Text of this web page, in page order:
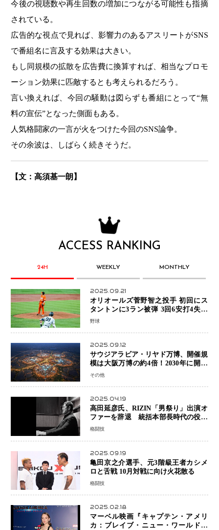
今後の視聴数や再生回数の増加につながる可能性も指摘
されている。
広告的な視点で見れば、影響力のあるアスリートがSNS
で番組名に言及する効果は大きい。
もし同規模の拡散を広告費に換算すれば、相当なプロモ
ーション効果に匹敵するとも考えられるだろう。
言い換えれば、今回の騒動は図らずも番組にとって“無
料の宣伝”となった側面もある。
人気格闘家の一言が火をつけた今回のSNS論争。
その余波は、しばらく続きそうだ。
【文：高須基一朗】
ACCESS RANKING
24H WEEKLY MONTHLY
2025.09.21
オリオールズ菅野智之投手 初回にス
タントンに3ラン被弾 3回6安打4失点
で降板
野球
2025.09.12
サウジアラビア・リヤド万博、開催規
模は大阪万博の約4倍！2030年に開幕
予定
その他
2025.04.19
高田延彦氏、RIZIN「男祭り」出演オ
ファーを辞退 統括本部長時代の役目
「すでに終えています」と明言
格闘技
2025.09.19
亀田京之介選手、元3階級王者カシメ
格闘技
2025.02.18
マーベル映画『キャプテン・アメリ
カ：ブレイブ・ニュー・ワールド』